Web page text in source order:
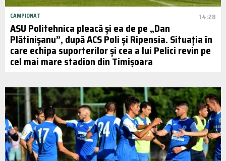
CAMPIONAT 14:28
ASU Politehnica pleacă și ea de pe „Dan
Plătinișanu”, după ACS Poli și Ripensia. Situația în
care echipa suporterilor și cea a lui Pelici revin pe
cel mai mare stadion din Timișoara